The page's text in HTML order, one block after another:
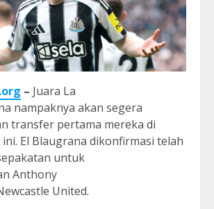
– Juara La
nampaknya akan segera
transfer pertama mereka di
El Blaugrana dikonfirmasi telah
untuk
Anthony
United.